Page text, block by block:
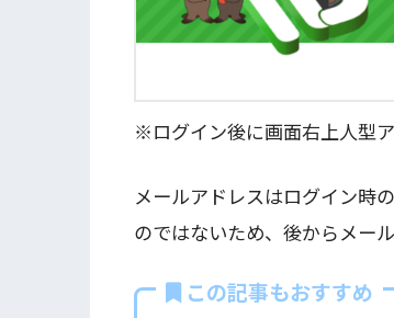
※ログイン後に画面右上人型
メールアドレスはログイン時
のではないため、後からメー
この記事もおすすめ